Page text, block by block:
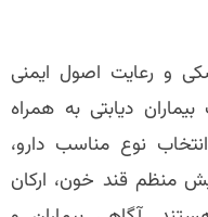
و رعایت اصول ایمنی
دیابتی به همراه
نوع مناسب دارو،
منظم قند خون، ارکان